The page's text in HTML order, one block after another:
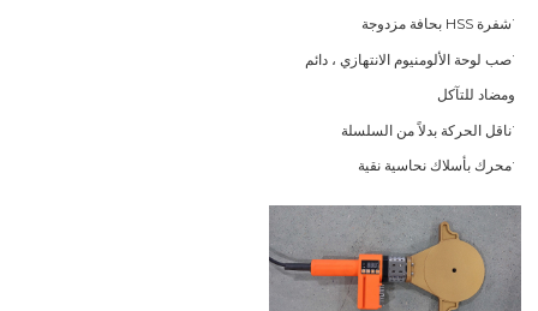
·شفرة HSS بحافة مزدوجة
·صب لوحة الألومنيوم الانتهازي ، دائم
ومضاد للتآكل
·ناقل الحركة بدلاً من السلسلة
·محرك بأسلاك نحاسية نقية